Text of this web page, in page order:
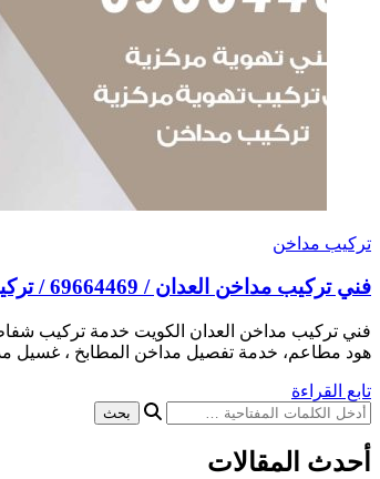
تركيب مداخن
فني تركيب مداخن العدان / 69664469 / تركيب مداخن هود مطابخ مطاعم
فني تركيب مداخن العدان الكويت خدمة تركيب
هود مطاعم، خدمة تفصيل مداخن المطابخ ، غسيل
تابع القراءة
هل
عن
شيء
أحدث المقالات